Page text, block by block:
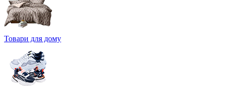
Товари для дому